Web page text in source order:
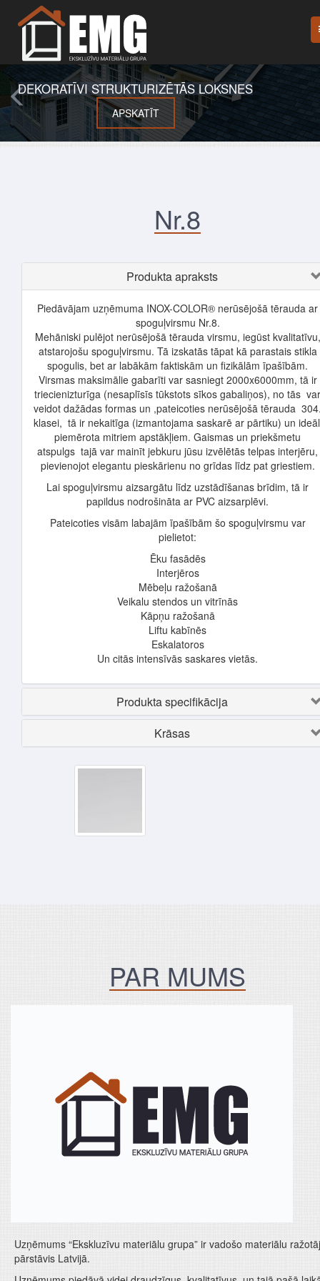
DEKORATĪVI STRUKTURIZĒTĀS LOKSNES
APSKATĪT
Nr.8
Produkta apraksts
Piedāvājam uzņēmuma INOX-COLOR® nerūsējošā tērauda ar
spoguļvirsmu Nr.8.
Mehāniski pulējot nerūsējošā tērauda virsmu, iegūst kvalitatīvu,
atstarojošu spoguļvirsmu. Tā izskatās tāpat kā parastais stikla
spogulis, bet ar labākām faktiskām un fizikālām īpašībām.
Virsmas maksimālie gabarīti var sasniegt 2000x6000mm, tā ir
triecienizturīga (nesaplīsīs tūkstots sīkos gabaliņos), no tās var
veidot dažādas formas un ,pateicoties nerūsējošā tērauda
klasei, tā ir nekaitīga (izmantojama saskarē ar pārtiku) un
piemērota mitriem apstākļiem. Gaismas un priekšmetu
atspulgs tajā var mainīt jebkuru jūsu izvēlētās telpas interjēru,
pievienojot elegantu pieskārienu no grīdas līdz pat griestiem.
Lai spoguļvirsmu aizsargātu līdz uzstādīšanas brīdim, tā ir
papildus nodrošināta ar PVC aizsarplēvi.
Pateicoties visām labajām īpašībām šo spoguļvirsmu var
pielietot:
Ēku fasādēs
Interjēros
Mēbeļu ražošanā
Veikalu stendos un vitrīnās
Kāpņu ražošanā
Liftu kabīnēs
Eskalatoros
Un citās intensīvās saskares vietās.
Produkta specifikācija
Krāsas
PAR MUMS
Uzņēmums “Ekskluzīvu materiālu grupa” ir vadošo materiālu
pārstāvis Latvijā.